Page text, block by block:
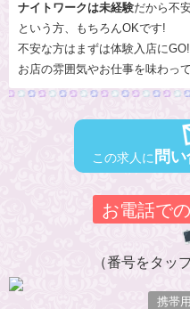
ナイトワークは未経験だから不
という方、もちろんOKです!
不安な方はまずは体験入店に
お店の雰囲気やお仕事を味わっ
この求人に 問
お電話で
（番号をタッ
携帯